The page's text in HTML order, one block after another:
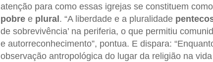
atenção para como essas igrejas se constituem
pobree plural . “A liberdade e a pluralidade
de sobrevivência’ na periferia, o que permitiu
e autorreconhecimento”, pontua. E dispara:
observação antropológica do lugar da religião na